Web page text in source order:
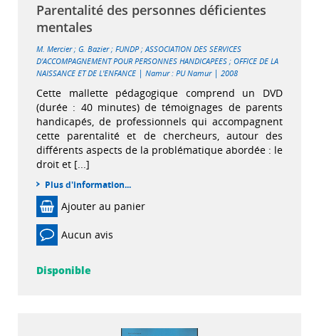
Parentalité des personnes déficientes
mentales
M. Mercier; G. Bazier; FUNDP;ASSOCIATION DES SERVICES
D'ACCOMPAGNEMENT POUR PERSONNES HANDICAPEES ; OFFICE DE LA
NAISSANCE ET DE L'ENFANCE | Namur : PU Namur| 2008
Cette mallette pédagogique comprend un DVD
(durée : 40 minutes) de témoignages de parents
handicapés, de professionnels qui accompagnent
cette parentalité et de chercheurs, autour des
différents aspects de la problématique abordée : le
droit et [...]
Plus d'information...
Ajouter au panier
Aucun avis
Disponible